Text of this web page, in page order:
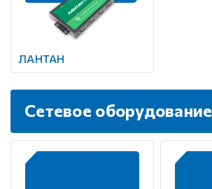
ЛАНТАН
Сетевое оборудование